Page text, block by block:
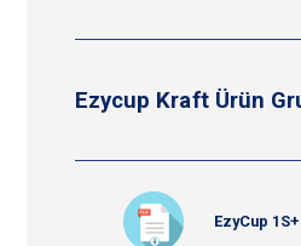
EzyCup 1S+18
Standart Dökme
High Bulk Clay
Ezycup Kraft Ürün
EzyCup
High Bulk 1S
EzyCup